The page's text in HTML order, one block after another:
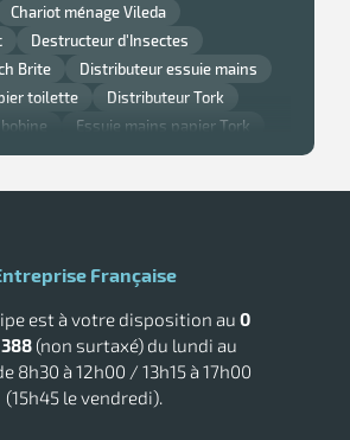
Chariot ménage Vileda
Destructeur d'Insectes
Brite
Distributeur essuie mains
toilette
Distributeur Tork
Essuie mains papier Tork
Lavette super chicopee
Monobrosse
Poubelle Rubbermaid
Française
est à votre disposition au 0
(non surtaxé) du lundi au
8h30 à 12h00 / 13h15 à 17h00
(15h45 le vendredi).